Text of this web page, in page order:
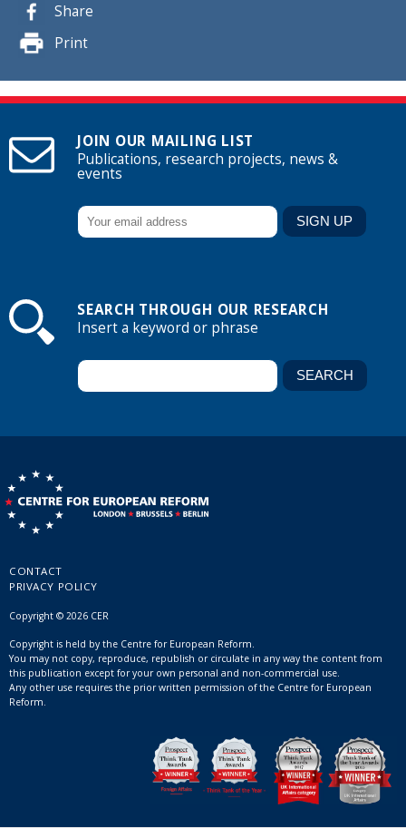
Share
Print
JOIN OUR MAILING LIST
Publications, research projects, news &
events
SEARCH THROUGH OUR RESEARCH
Insert a keyword or phrase
CONTACT
PRIVACY POLICY
Copyright © 2026 CER
Copyright is held by the Centre for European Reform.
You may not copy, reproduce, republish or circulate in any way the content from
this publication except for your own personal and non-commercial use.
Any other use requires the prior written permission of the Centre for European
Reform.